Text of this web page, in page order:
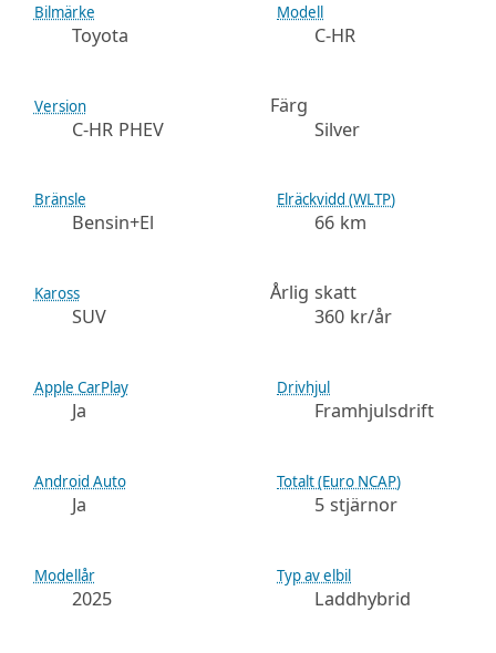
Bilmärke
Toyota
Modell
C-HR
Version
C-HR PHEV
Färg
Silver
Bränsle
Bensin+El
Elräckvidd (WLTP)
66 km
Kaross
SUV
Årlig skatt
360 kr/år
Apple CarPlay
Ja
Drivhjul
Framhjulsdrift
Android Auto
Ja
Totalt (Euro NCAP)
5 stjärnor
Modellår
2025
Typ av elbil
Laddhybrid